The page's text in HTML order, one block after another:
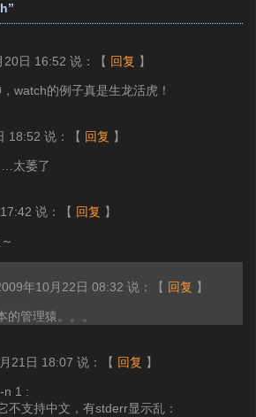
日 16:52 说： 【 回复 】
watch的例子真是生龙活虎！
18:52 说： 【 回复 】
太萎了
说： 【 回复 】
年10月22日 08:32 说： 【 回复 】
的管理猿。。。
21日 18:07 说： 【 回复 】
n 1 :
不支持中文，有stderr显示乱：